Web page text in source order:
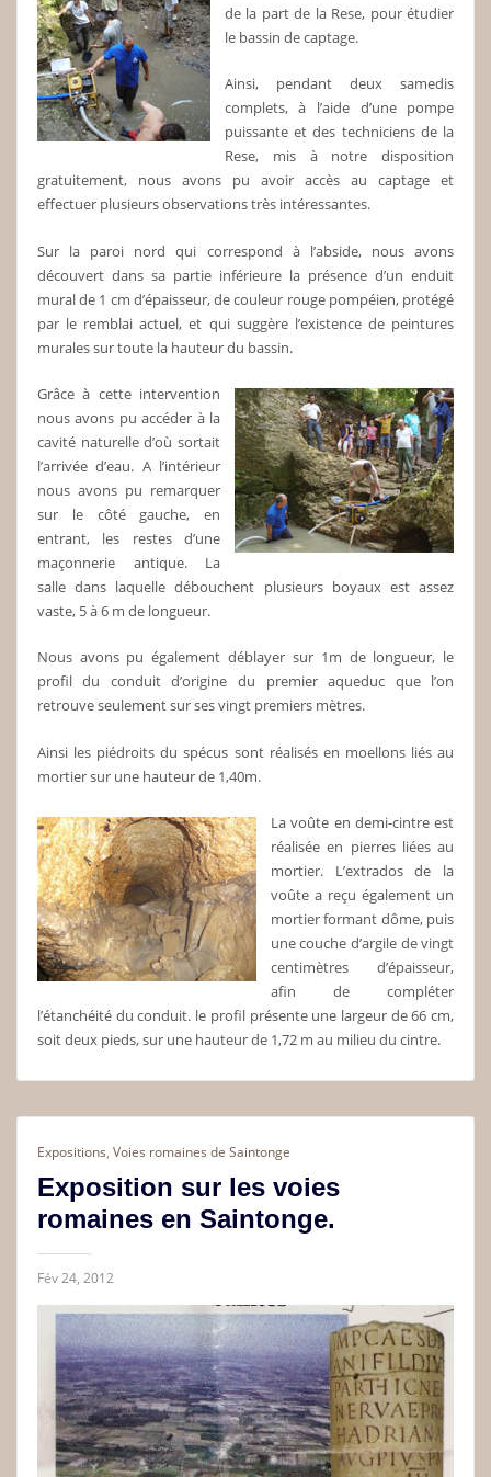
de la part de la Rese, pour étudier
le bassin de captage.
Ainsi, pendant deux samedis
complets, à l’aide d’une pompe
puissante et des techniciens de la
Rese, mis à notre disposition
gratuitement, nous avons pu avoir accès au captage et
effectuer plusieurs observations très intéressantes.
Sur la paroi nord qui correspond à l’abside, nous avons
découvert dans sa partie inférieure la présence d’un enduit
mural de 1 cm d’épaisseur, de couleur rouge pompéien, protégé
par le remblai actuel, et qui suggère l’existence de peintures
murales sur toute la hauteur du bassin.
Grâce à cette intervention
nous avons pu accéder à la
cavité naturelle d’où sortait
l’arrivée d’eau. A l’intérieur
nous avons pu remarquer
sur le côté gauche, en
entrant, les restes d’une
maçonnerie antique. La
salle dans laquelle débouchent plusieurs boyaux est assez
vaste, 5 à 6 m de longueur.
Nous avons pu également déblayer sur 1m de longueur, le
profil du conduit d’origine du premier aqueduc que l’on
retrouve seulement sur ses vingt premiers mètres.
Ainsi les piédroits du spécus sont réalisés en moellons liés au
mortier sur une hauteur de 1,40m.
La voûte en demi-cintre est
réalisée en pierres liées au
mortier. L’extrados de la
voûte a reçu également un
mortier formant dôme, puis
une couche d’argile de vingt
centimètres d’épaisseur,
afin de compléter
l’étanchéité du conduit. le profil présente une largeur de 66 cm,
soit deux pieds, sur une hauteur de 1,72 m au milieu du cintre.
Expositions, Voies romaines de Saintonge
Exposition sur les voies
romaines en Saintonge.
Fév 24, 2012